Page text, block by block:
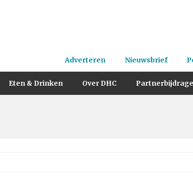
Adverteren Nieuwsbrief
Eten & Drinken Over DHC